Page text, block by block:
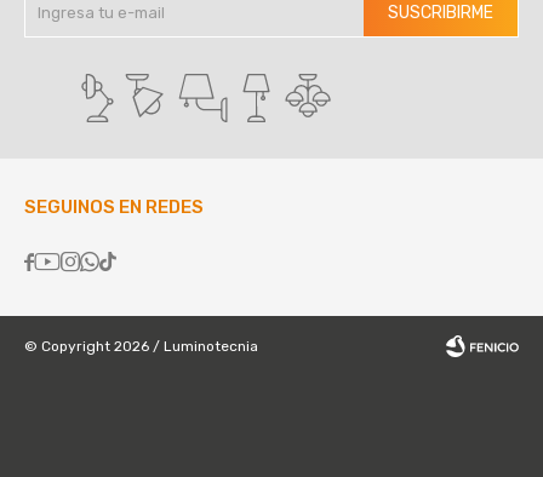
SUSCRIBIRME
SEGUINOS EN REDES

© Copyright 2026 / Luminotecnia